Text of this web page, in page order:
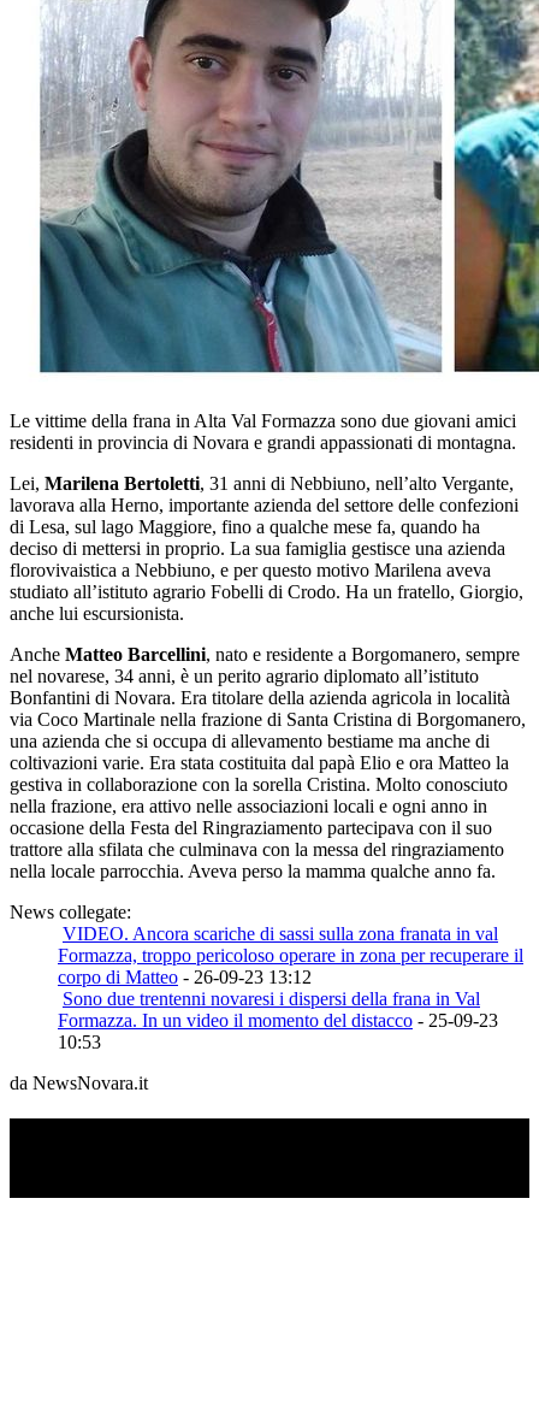
Le vittime della frana in Alta Val Formazza sono due giovani amici
residenti in provincia di Novara e grandi appassionati di montagna.
Lei, Marilena Bertoletti, 31 anni di Nebbiuno, nell’alto Vergante,
lavorava alla Herno, importante azienda del settore delle confezioni
di Lesa, sul lago Maggiore, fino a qualche mese fa, quando ha
deciso di mettersi in proprio. La sua famiglia gestisce una azienda
florovivaistica a Nebbiuno, e per questo motivo Marilena aveva
studiato all’istituto agrario Fobelli di Crodo. Ha un fratello, Giorgio,
anche lui escursionista.
Anche Matteo Barcellini, nato e residente a Borgomanero, sempre
nel novarese, 34 anni, è un perito agrario diplomato all’istituto
Bonfantini di Novara. Era titolare della azienda agricola in località
via Coco Martinale nella frazione di Santa Cristina di Borgomanero,
una azienda che si occupa di allevamento bestiame ma anche di
coltivazioni varie. Era stata costituita dal papà Elio e ora Matteo la
gestiva in collaborazione con la sorella Cristina. Molto conosciuto
nella frazione, era attivo nelle associazioni locali e ogni anno in
occasione della Festa del Ringraziamento partecipava con il suo
trattore alla sfilata che culminava con la messa del ringraziamento
nella locale parrocchia. Aveva perso la mamma qualche anno fa.
News collegate:
VIDEO. Ancora scariche di sassi sulla zona franata in val
Formazza, troppo pericoloso operare in zona per recuperare il
corpo di Matteo - 26-09-23 13:12
Sono due trentenni novaresi i dispersi della frana in Val
Formazza. In un video il momento del distacco - 25-09-23
10:53
da NewsNovara.it